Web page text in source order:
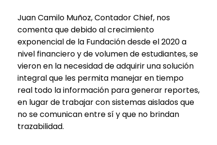
Juan Camilo Muñoz, Contador Chief, nos
comenta que debido al crecimiento
exponencial de la Fundación desde el 2020 a
nivel financiero y de volumen de estudiantes, se
vieron en la necesidad de adquirir una solución
integral que les permita manejar en tiempo
real todo la información para generar reportes,
en lugar de trabajar con sistemas aislados que
no se comunican entre sí y que no brindan
trazabilidad.